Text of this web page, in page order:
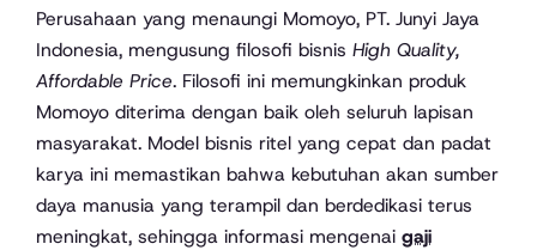
Perusahaan yang menaungi Momoyo, PT. Junyi Jaya
Indonesia, mengusung filosofi bisnis High Quality,
Affordable Price. Filosofi ini memungkinkan produk
Momoyo diterima dengan baik oleh seluruh lapisan
masyarakat. Model bisnis ritel yang cepat dan padat
karya ini memastikan bahwa kebutuhan akan sumber
daya manusia yang terampil dan berdedikasi terus
meningkat, sehingga informasi mengenai gaji